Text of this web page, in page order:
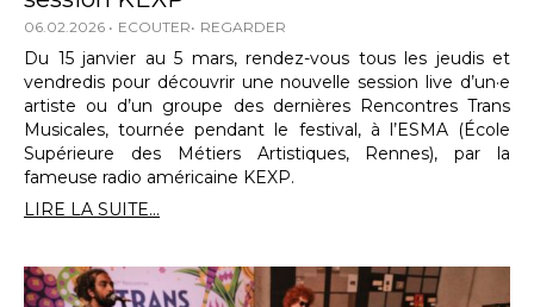
06.02.2026 ECOUTER REGARDER
Du 15 janvier au 5 mars, rendez-vous tous les jeudis et
vendredis pour découvrir une nouvelle session live d’un·e
artiste ou d’un groupe des dernières Rencontres Trans
Musicales, tournée pendant le festival, à l’ESMA (École
Supérieure des Métiers Artistiques, Rennes), par la
fameuse radio américaine KEXP.
LIRE LA SUITE...